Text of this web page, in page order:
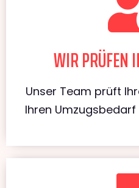
WIR PRÜFEN
Unser Team prüft
Ihren